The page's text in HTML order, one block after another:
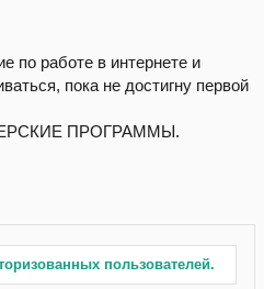
по работе в интернете и
пока не достигну первой
ПРОГРАММЫ.
пользователей.